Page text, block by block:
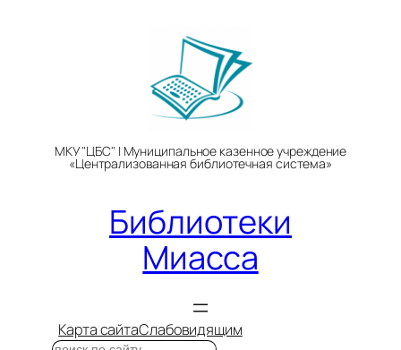
МКУ "ЦБС" | Муниципальное казенное учреждение
«Централизованная библиотечная система»
Библиотеки
Миасса
Карта сайтаСлабовидящим
Поиск